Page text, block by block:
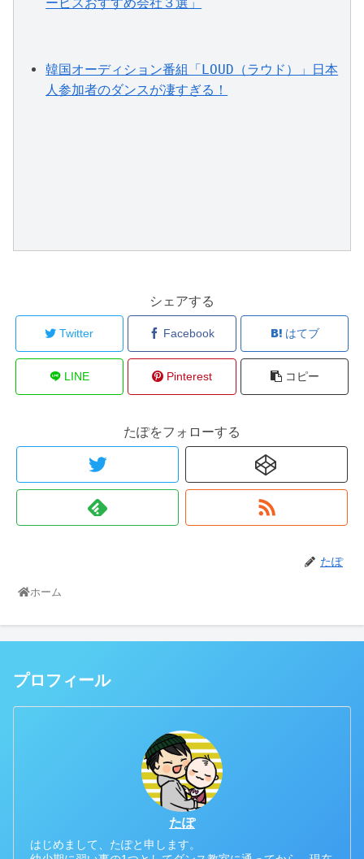
韓国オーディション番組「LOUD（ラウド）」日本
人参加者のダンスが凄すぎる！
シェアする
Twitter Facebook はてブ
LINE Pinterest コピー
たぽをフォローする
たぽ
ホーム
プロフィール
たぽ
はじめまして、たぽと申します。